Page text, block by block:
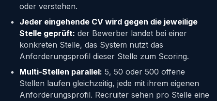
oder verstehen.
Jeder eingehende CV wird gegen die jeweilige
Stelle geprüft: der Bewerber landet bei einer
konkreten Stelle, das System nutzt das
Anforderungsprofil dieser Stelle zum Scoring.
Multi-Stellen parallel: 5, 50 oder 500 offene
Stellen laufen gleichzeitig, jede mit ihrem eigenen
Anforderungsprofil. Recruiter sehen pro Stelle eine